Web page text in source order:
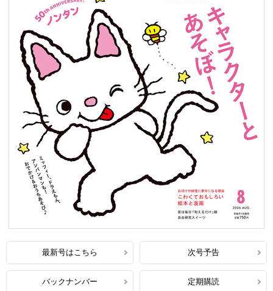
最新号はこちら 次号予告
バックナンバー 定期購読